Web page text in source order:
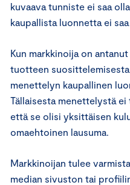
kuvaava tunniste ei saa
kaupallista luonnetta ei
Kun markkinoija on
tuotteen
menettelyn kaupallinen
Tällaisesta menettelystä
että se olisi yksittäisen
omaehtoinen lausuma.
Markkinoijan tulee
median sivuston tai